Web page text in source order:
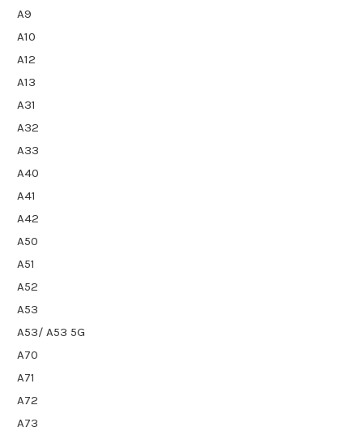
A9
A10
A12
A13
A31
A32
A33
A40
A41
A42
A50
A51
A52
A53
A53/ A53 5G
A70
A71
A72
A73